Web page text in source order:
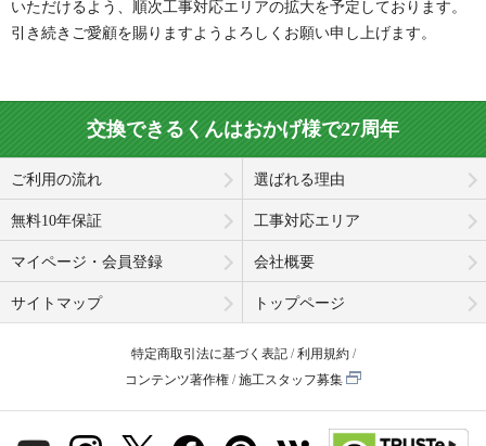
いただけるよう、順次工事対応エリアの拡大を予定しております。
引き続きご愛顧を賜りますようよろしくお願い申し上げます。
交換できるくんはおかげ様で27周年
ご利用の流れ 選ばれる理由
無料10年保証 工事対応エリア
マイページ・会員登録 会社概要
サイトマップ トップページ
特定商取引法に基づく表記
利用規約
コンテンツ著作権
施工スタッフ募集